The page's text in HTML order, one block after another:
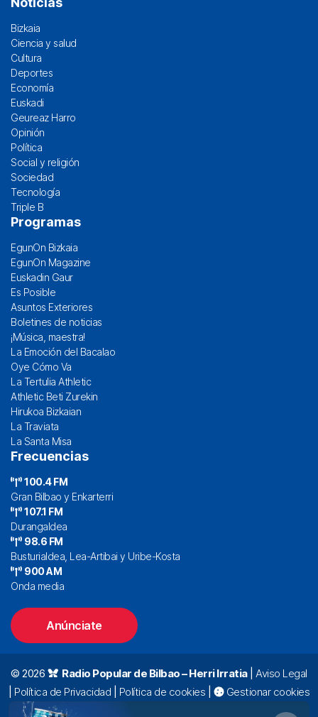
Bizkaia
Ciencia y salud
Cultura
Deportes
Economía
Euskadi
Geureaz Harro
Opinión
Política
Social y religión
Sociedad
Tecnología
Triple B
Programas
EgunOn Bizkaia
EgunOn Magazine
Euskadin Gaur
Es Posible
Asuntos Exteriores
Boletines de noticias
¡Música, maestra!
La Emoción del Bacalao
Oye Cómo Va
La Tertulia Athletic
Athletic Beti Zurekin
Hirukoa Bizkaian
La Traviata
La Santa Misa
Frecuencias
100.4 FM
Gran Bilbao y Enkarterri
107.1 FM
Durangaldea
98.6 FM
Busturialdea, Lea-Artibai y Uribe-Kosta
900 AM
Onda media
Anúnciate
© 2026 Radio Popular de Bilbao – Herri Irratia| Aviso Legal
Política de Privacidad Política de cookies
Gestionar cookies
Alda. Mazarredo, 47 – 7º 48009 Bilbao |
94 423 92 00|